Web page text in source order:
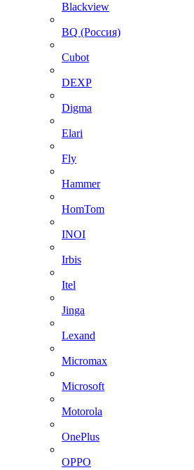
Blackview
BQ (Россия)
Cubot
DEXP
Digma
Elari
Fly
Hammer
HomTom
INOI
Irbis
Itel
Jinga
Lexand
Micromax
Microsoft
Motorola
OnePlus
OPPO